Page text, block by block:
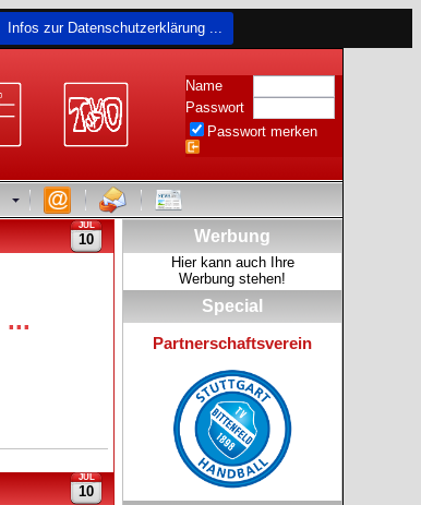
Infos zur Datenschutzerklärung ...
Name
Passwort
Passwort merken
Werbung
Hier kann auch Ihre
Werbung stehen!
Special
Partnerschaftsverein
JUL
10
...
JUL
10